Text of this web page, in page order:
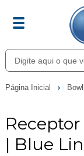
Página Inicial
| Blue